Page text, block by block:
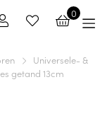
0
Universele- &
getand 13cm